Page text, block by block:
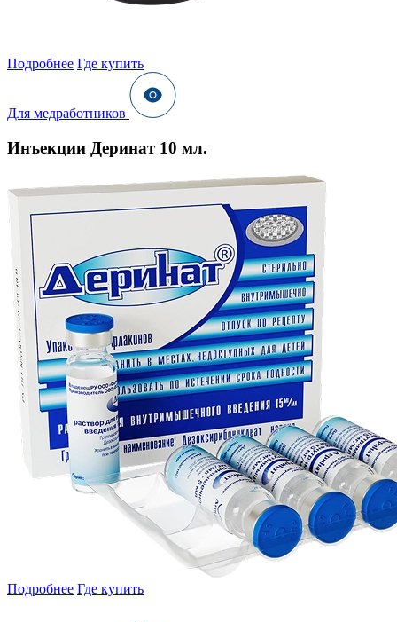
Подробнее Где купить
Для медработников
Инъекции Деринат 10 мл.
Подробнее Где купить